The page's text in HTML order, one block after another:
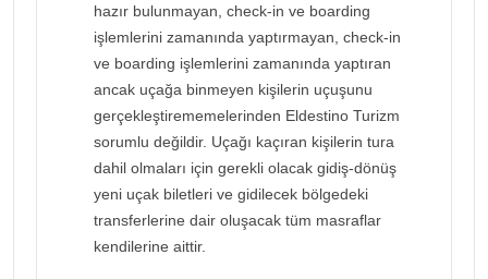
hazır bulunmayan, check-in ve boarding
işlemlerini zamanında yaptırmayan, check-in
ve boarding işlemlerini zamanında yaptıran
ancak uçağa binmeyen kişilerin uçuşunu
gerçekleştirememelerinden Eldestino Turizm
sorumlu değildir. Uçağı kaçıran kişilerin tura
dahil olmaları için gerekli olacak gidiş-dönüş
yeni uçak biletleri ve gidilecek bölgedeki
transferlerine dair oluşacak tüm masraflar
kendilerine aittir.